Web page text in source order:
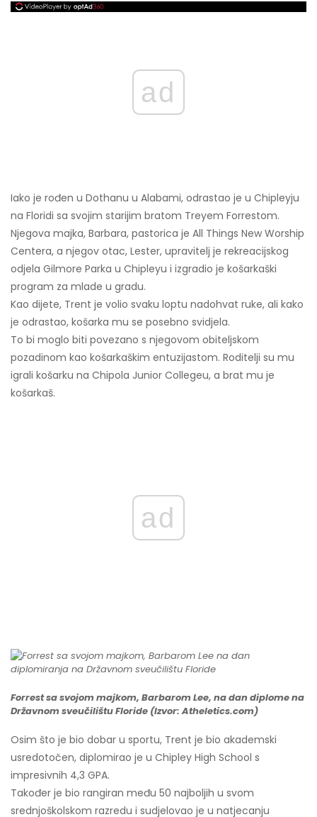
ad
Iako je rođen u Dothanu u Alabami, odrastao je u Chipleyju
na Floridi sa svojim starijim bratom Treyem Forrestom.
Njegova majka, Barbara, pastorica je All Things New Worship
Centera, a njegov otac, Lester, upravitelj je rekreacijskog
odjela Gilmore Parka u Chipleyu i izgradio je košarkaški
program za mlade u gradu.
Kao dijete, Trent je volio svaku loptu nadohvat ruke, ali kako
je odrastao, košarka mu se posebno svidjela.
To bi moglo biti povezano s njegovom obiteljskom
pozadinom kao košarkaškim entuzijastom. Roditelji su mu
igrali košarku na Chipola Junior Collegeu, a brat mu je
košarkaš.
ad
Forrest sa svojom majkom, Barbarom Lee, na dan diplome na
Državnom sveučilištu Floride (Izvor: Atheletics.com)
Osim što je bio dobar u sportu, Trent je bio akademski
usredotočen, diplomirao je u Chipley High School s
impresivnih 4,3 GPA.
Također je bio rangiran među 50 najboljih u svom
srednjoškolskom razredu i sudjelovao je u natjecanju